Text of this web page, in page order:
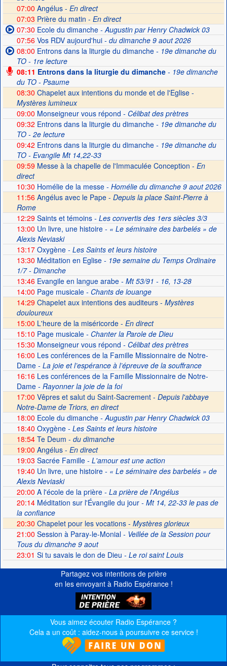
07:00 Angélus - En direct
07:03 Prière du matin - En direct
07:30 Ecole du dimanche- Augustin par Henry Chadwick 03
07:56Vos RDV aujourd'hui- du dimanche 9 aout 2026
08:00 Entrons dans la liturgie du dimanche- 19e dimanche du
TO - 1re lecture
08:11 Entrons dans la liturgie du dimanche- 19e dimanche
du TO - Psaume
08:30 Chapelet aux intentions du monde et de l'Eglise -
Mystères lumineux
09:00 Monseigneur vous répond - Célibat des prètres
09:32 Entrons dans la liturgie du dimanche- 19e dimanche du
TO - 2e lecture
09:42 Entrons dans la liturgie du dimanche- 19e dimanche du
TO - Evangile Mt 14,22-33
09:59 Messe à la chapelle de l'Immaculée Conception - En
direct
10:30 Homélie de la messe- Homélie du dimanche 9 aout 2026
11:56 Angélus avec le Pape - Depuis la place Saint-Pierre à
Rome
12:29Saints et témoins- Les convertis des 1ers siècles 3/3
13:00 Un livre, une histoire- « Le séminaire des barbelés » de
Alexis Neviaski
13:17Oxygène- Les Saints et leurs histoire
13:30 Méditation en Eglise- 19e semaine du Temps Ordinaire
1/7 - Dimanche
13:46Evangile en langue arabe- Mt 53/91 - 16, 13-28
14:00 Page musicale- Chants de louange
14:29 Chapelet aux intentions des auditeurs - Mystères
douloureux
15:00 L'heure de la miséricorde - En direct
15:10 Page musicale- Chanter la Parole de Dieu
15:30 Monseigneur vous répond - Célibat des prètres
16:00 Les conférences de la Famille Missionnaire de Notre-
Dame- La joie et l’espérance à l’épreuve de la souffrance
16:16Les conférences de la Famille Missionnaire de Notre-
Dame- Rayonner la joie de la foi
17:00 Vêpres et salut du Saint-Sacrement - Depuis l'abbaye
Notre-Dame de Triors, en direct
18:00 Ecole du dimanche- Augustin par Henry Chadwick 03
18:40 Oxygène- Les Saints et leurs histoire
18:54Te Deum - du dimanche
19:00 Angélus - En direct
19:03 Sacrée Famille- L'amour est une action
19:40 Un livre, une histoire- « Le séminaire des barbelés » de
Alexis Neviaski
20:00 A l'école de la prière- La prière de l'Angélus
20:14Méditation sur l'Évangile du jour- Mt 14, 22-33 le pas de
la confiance
20:30 Chapelet pour les vocations - Mystères glorieux
21:00 Session à Paray-le-Monial- Veillée de la Session pour
Tous du dimanche 9 aout
23:01 Si tu savais le don de Dieu - Le roi saint Louis
Partagez vos intentions de prière
en les envoyant à Radio Espérance !
Vous aimez écouter Radio Espérance ?
Cela a un coût : aidez-nous à poursuivre ce service !